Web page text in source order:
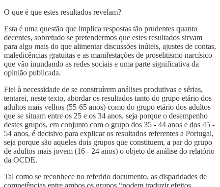
O que é que estes resultados revelam?
Esta é uma questão que implica respostas tão prudentes quanto
decentes, sobretudo se pretendermos que estes resultados sirvam
para algo mais do que alimentar discussões inúteis, ajustes de contas,
maledicências gratuitas e as manifestações de proselitismo narcísico
que vão inundando as redes sociais e uma parte significativa da
opinião publicada.
Fiel à necessidade de se construírem análises produtivas e sérias,
tentarei, neste texto, abordar os resultados tanto do grupo etário dos
adultos mais velhos (55-65 anos) como do grupo etário dos adultos
que se situam entre os 25 e os 34 anos, seja porque o desempenho
destes grupos, em conjunto com o grupo dos 35 - 44 anos e dos 45 -
54 anos, é decisivo para explicar os resultados referentes a Portugal,
seja porque são aqueles dois grupos que constituem, a par do grupo
de adultos mais jovem (16 - 24 anos) o objeto de análise do relatório
da OCDE.
Tal como se reconhece no referido documento, as disparidades de
competências entre ambos os grupos “podem traduzir efeitos